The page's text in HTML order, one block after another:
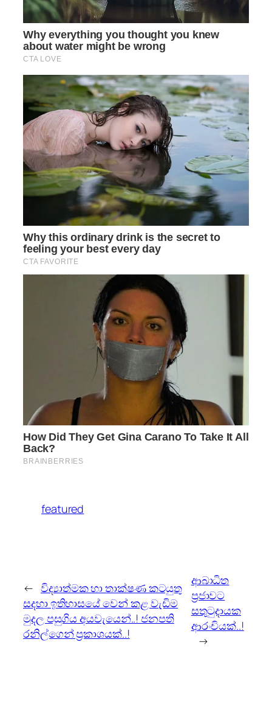
featured
← විද්‍යාත්මක හා තාක්ෂණ කටයුතු
සදහා ඉතිහාසයේ වෙන් කළ වැඩිම
මුදල පසුගිය අයවැයෙන්..! ජනපති
රනිල්ගෙන් ප්‍රකාශයක්..!
ආබාධිත
ප්‍රජාවට
සතුටුදායක
ආරංචියක්..!
→